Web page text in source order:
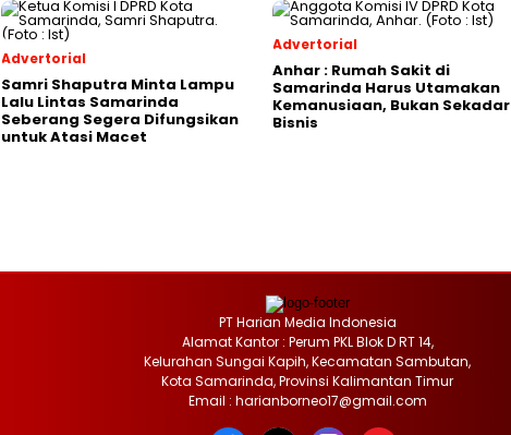
Advertorial
Samri Shaputra Minta Lampu
Lalu Lintas Samarinda
Seberang Segera Difungsikan
untuk Atasi Macet
Advertorial
Anhar : Rumah Sakit di
Samarinda Harus Utamakan
Kemanusiaan, Bukan Sekadar
Bisnis
PT Harian Media Indonesia
Alamat Kantor : Perum PKL Blok D RT 14,
Kelurahan Sungai Kapih, Kecamatan Sambutan,
Kota Samarinda, Provinsi Kalimantan Timur
Email : harianborneo17@gmail.com